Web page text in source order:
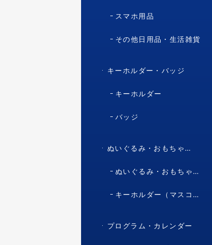
スマホ用品
その他日用品・生活雑貨
キーホルダー・バッジ
キーホルダー
バッジ
ぬいぐるみ・おもちゃ・マスコット・キャラクター
ぬいぐるみ・おもちゃ（マスコット・キャラクター）
キーホルダー（マスコット・キャラクター）
プログラム・カレンダー